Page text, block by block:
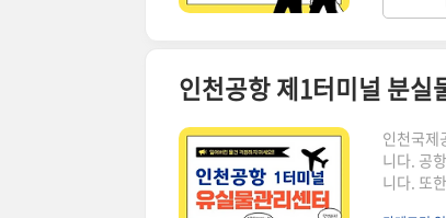
분실물
인천공항 제1터미널 분실
인천국제
니다. 공
니다. 또